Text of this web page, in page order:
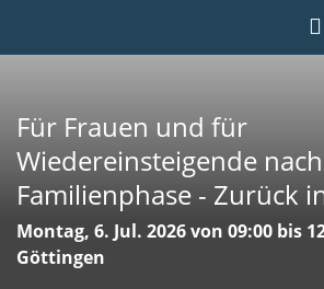
Für Frauen und für
Wiedereinsteigende
Familienphase - Zurück
Montag, 6. Jul. 2026 von 09:00 bis
Göttingen